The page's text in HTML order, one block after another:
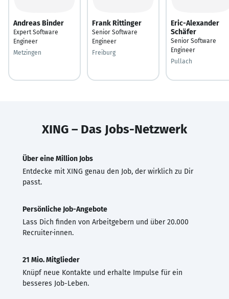
Andreas Binder
Expert Software
Engineer
Metzingen
Frank Rittinger
Senior Software
Engineer
Freiburg
Eric-Alexander
Schäfer
Senior Software
Engineer
Pullach
XING – Das Jobs-Netzwerk
Über eine Million Jobs
Entdecke mit XING genau den Job, der wirklich zu Dir
passt.
Persönliche Job-Angebote
Lass Dich finden von Arbeitgebern und über 20.000
Recruiter·innen.
21 Mio. Mitglieder
Knüpf neue Kontakte und erhalte Impulse für ein
besseres Job-Leben.